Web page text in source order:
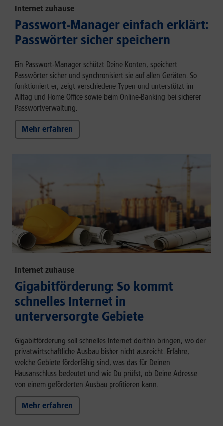
Internet zuhause
Passwort-Manager einfach erklärt:
Passwörter sicher speichern
Ein Passwort-Manager schützt Deine Konten, speichert
Passwörter sicher und synchronisiert sie auf allen Geräten. So
funktioniert er, zeigt verschiedene Typen und unterstützt im
Alltag und Home Office sowie beim Online-Banking bei sicherer
Passwortverwaltung.
Mehr erfahren
Internet zuhause
Gigabitförderung: So kommt
schnelles Internet in
unterversorgte Gebiete
Gigabitförderung soll schnelles Internet dorthin bringen, wo der
privatwirtschaftliche Ausbau bisher nicht ausreicht. Erfahre,
welche Gebiete förderfähig sind, was das für Deinen
Hausanschluss bedeutet und wie Du prüfst, ob Deine Adresse
von einem geförderten Ausbau profitieren kann.
Mehr erfahren